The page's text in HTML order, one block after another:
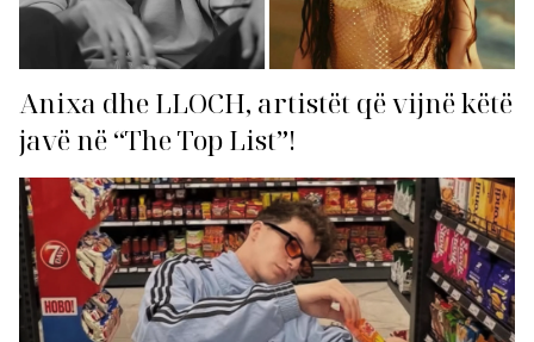
Anixa dhe LLOCH, artistët që vijnë këtë
javë në “The Top List”!